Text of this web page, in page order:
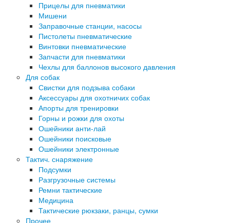
Прицелы для пневматики
Мишени
Заправочные станции, насосы
Пистолеты пневматические
Винтовки пневматические
Запчасти для пневматики
Чехлы для баллонов высокого давления
Для собак
Свистки для подзыва собаки
Аксессуары для охотничих собак
Апорты для тренировки
Горны и рожки для охоты
Ошейники анти-лай
Ошейники поисковые
Ошейники электронные
Тактич. снаряжение
Подсумки
Разгрузочные системы
Ремни тактические
Медицина
Тактические рюкзаки, ранцы, сумки
Прочее